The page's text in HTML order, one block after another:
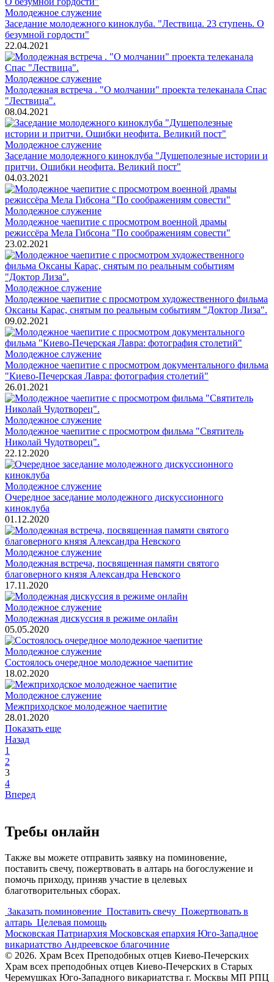
Молодежное служение
Заседание молодежного киноклуба. "Лествица. 23 ступень. О
безумной гордости"
22.04.2021
Молодежное служение
Молодежная встреча . "О молчании" проекта телеканала Спас
"Лествица".
08.04.2021
Молодежное служение
Заседание молодежного киноклуба "Душеполезные истории и
притчи. Ошибки неофита. Великий пост"
04.03.2021
Молодежное служение
Молодежное чаепитие с просмотром военной драмы
режиссёра Мела Гибсона "По соображениям совести"
23.02.2021
Молодежное служение
Молодежное чаепитие с просмотром художественного фильма
Оксаны Карас, снятым по реальным событиям "Доктор Лиза".
09.02.2021
Молодежное служение
Молодежное чаепитие с просмотром документального фильма
"Киево-Печерская Лавра: фотография столетий"
26.01.2021
Молодежное служение
Молодежное чаепитие с просмотром фильма "Святитель
Николай Чудотворец".
22.12.2020
Молодежное служение
Очередное заседание молодежного дискуссионного
киноклуба
01.12.2020
Молодежное служение
Молодежная встреча, посвященная памяти святого
благоверного князя Александра Невского
17.11.2020
Молодежное служение
Молодежная дискуссия в режиме онлайн
05.05.2020
Молодежное служение
Состоялось очередное молодежное чаепитие
18.02.2020
Молодежное служение
Межприходское молодежное чаепитие
28.01.2020
Показать еще
Назад
1
2
3
4
Вперед
Требы онлайн
Также вы можете отправить заявку на поминовение,
поставить свечу, пожертвовать в алтарь на богослужение и
помочь приходу, приняв участие в целевых
благотворительных сборах.
Заказать поминовение Поставить свечу Пожертвовать в
алтарь Целевая помощь
Московская Патриархия Московская епархия Юго-Западное
викариатство Андреевское благочиние
© 2026. Храм Всех Преподобных отцев Киево-Печерских
Храм всех преподобных отцев Киево-Печерских в Старых
Черемушках Юго-Западного викариатства г. Москвы МП РПЦ